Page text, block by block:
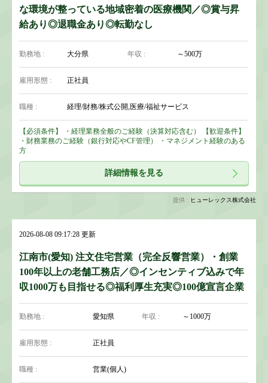
な環境が整っている地域密着の医療機関／◎賞与昇
給あり◎退職金あり◎転勤なし
勤務地 : 大分県 年収 : ～500万
雇用形態 : 正社員
職種 : 経理/財務/株式公開,医療/福祉サービス
【必須条件】 ・経理業務全般のご経験（決算対応含む） 【歓迎条件】
・財務業務のご経験（銀行対応やCF管理） ・マネジメント経験のある
方
詳細情報を見る
提供 : ヒューレックス株式会社
2026-08-08 09:17:28 更新
江南市(愛知) 注文住宅営業（完全反響営業）・創業
100年以上の老舗工務店／◎インセンティブ込みで年
収1000万も目指せる◎福利厚生充実◎100億宣言企業
勤務地 : 愛知県 年収 : ～1000万
雇用形態 : 正社員
職種 : 営業(個人)